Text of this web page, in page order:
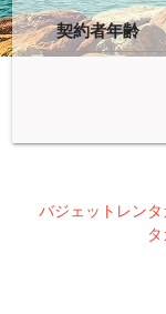
契約者年齢
バジェットレン